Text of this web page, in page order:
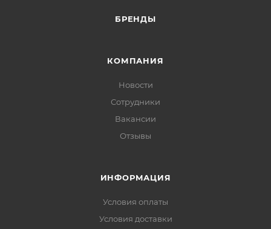
БРЕНДЫ
КОМПАНИЯ
Новости
Сотрудники
Вакансии
Отзывы
ИНФОРМАЦИЯ
Условия оплаты
Условия доставки